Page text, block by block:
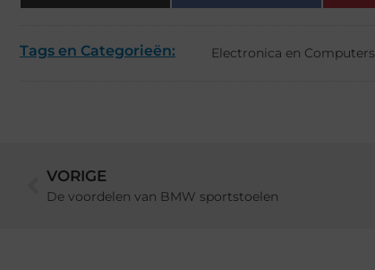
Tags en Categorieën: Electronica en Computers
VORIGE
De voordelen van BMW sportstoelen